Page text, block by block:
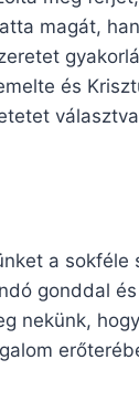
magát,
és
a
gonddal
nekünk,